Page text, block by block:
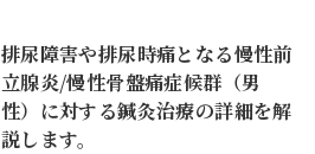
排尿障害や排尿時痛となる慢性前
立腺炎/慢性骨盤痛症候群（男
性）に対する鍼灸治療の詳細を解
説します。